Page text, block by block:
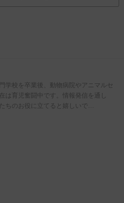
学校を卒業後、動物病院やアニマルセ
は育児奮闘中です。情報発信を通し
ちのお役に立てると嬉しいで…